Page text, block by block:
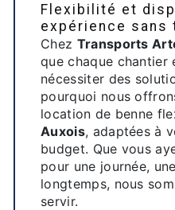
Flexibilité et
expérience sans
Chez Transports
que chaque chantier
nécessiter des
pourquoi nous
location de benne
Auxois, adaptées à
budget. Que vous
pour une journée,
longtemps, nous
servir.